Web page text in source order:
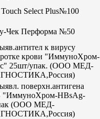
Select Plus№100
Чек Перформа №50
к вирусу
крови "ИммуноХром-
25шт/упак. (ООО МЕД-
поверхн.антигена
"ИммуноХром-HBsAg-
(ООО МЕД-